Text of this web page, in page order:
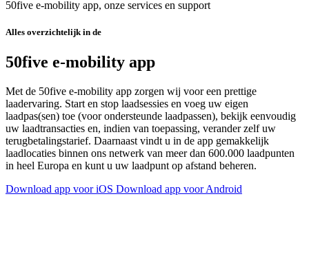
50five e‑mobility app, onze services en support
Alles overzichtelijk in de
50five e‑mobility app
Met de 50five e‑mobility app zorgen wij voor een prettige
laadervaring. Start en stop laadsessies en voeg uw eigen
laadpas(sen) toe (voor ondersteunde laadpassen), bekijk eenvoudig
uw laadtransacties en, indien van toepassing, verander zelf uw
terugbetalingstarief. Daarnaast vindt u in de app gemakkelijk
laadlocaties binnen ons netwerk van meer dan 600.000 laadpunten
in heel Europa en kunt u uw laadpunt op afstand beheren.
Download app voor iOS Download app voor Android